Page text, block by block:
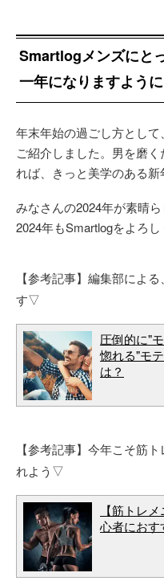
Smartlogメンズにと
一年になりますように
年末年始の過ごし方とし
ご紹介しました。男を磨
れば、きっと美学のある新
みなさんの2024年が素晴
2024年もSmartlogをよろし
【参考記事】編集部による、
す▽
圧倒的に"
惚れる"モ
は？
【参考記事】今年こそ筋
れよう▽
【筋トレ
心者におす